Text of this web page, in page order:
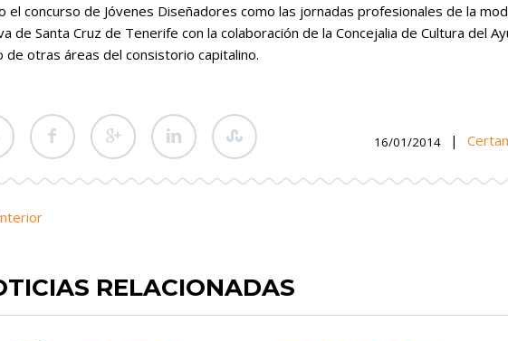
el concurso de Jóvenes Diseñadores como las jornadas profesionales de la
de Santa Cruz de Tenerife con la colaboración de la Concejalia de Cultura del
de otras áreas del consistorio capitalino.
16/01/2014 |
RELACIONADAS